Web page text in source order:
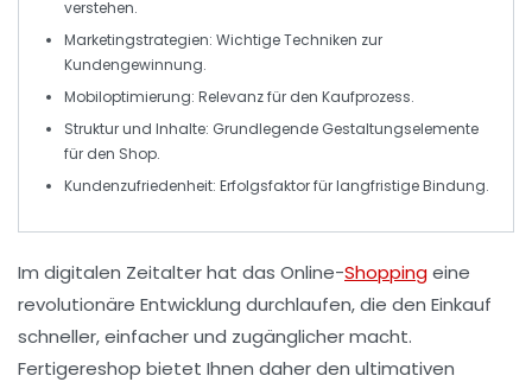
verstehen.
Marketingstrategien: Wichtige Techniken zur
Kundengewinnung.
Mobiloptimierung: Relevanz für den Kaufprozess.
Struktur und Inhalte: Grundlegende Gestaltungselemente
für den Shop.
Kundenzufriedenheit: Erfolgsfaktor für langfristige Bindung.
Im digitalen Zeitalter hat das Online-Shoppingeine
revolutionäre Entwicklung durchlaufen, die den Einkauf
schneller, einfacher und zugänglicher macht.
Fertigereshop bietet Ihnen daher den ultimativen